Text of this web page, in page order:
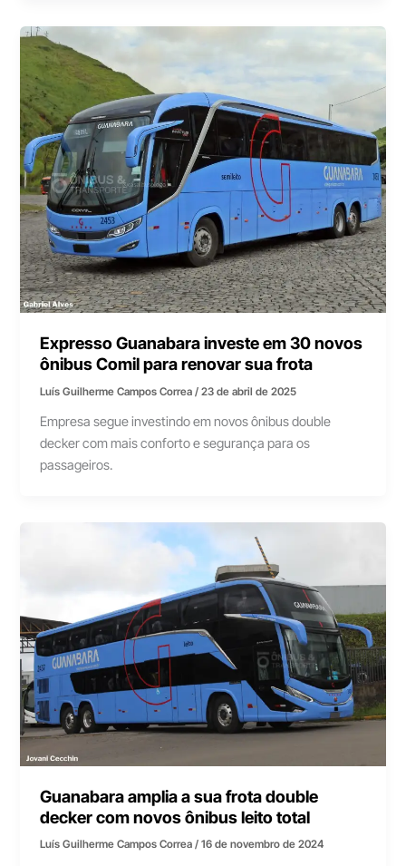
Expresso Guanabara investe em 30 novos
ônibus Comil para renovar sua frota
Luís Guilherme Campos Correa/23 de abril de 2025
Empresa segue investindo em novos ônibus double
decker com mais conforto e segurança para os
passageiros.
Guanabara amplia a sua frota double
decker com novos ônibus leito total
Luís Guilherme Campos Correa/16 de novembro de 2024